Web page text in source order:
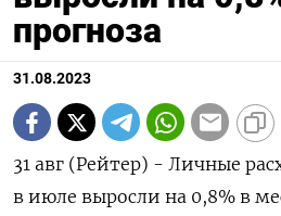
прогноза
31.08.2023
31 авг (Рейтер) - Личные
в июле выросли на 0,8% в